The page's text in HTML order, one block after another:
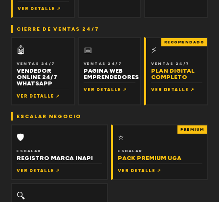
VER DETALLE ↗
CIERRE DE VENTAS 24/7
🤖
VENTAS 24/7
VENDEDOR
ONLINE 24/7
WHATSAPP
VER DETALLE ↗
📅
VENTAS 24/7
PAGINA WEB
EMPRENDEDORES
VER DETALLE ↗
RECOMENDADO
⚡
VENTAS 24/7
PLAN DIGITAL
COMPLETO
VER DETALLE ↗
ESCALAR NEGOCIO
🛡
ESCALAR
REGISTRO MARCA INAPI
VER DETALLE ↗
PREMIUM
⭐
ESCALAR
PACK PREMIUM UGA
VER DETALLE ↗
🔍